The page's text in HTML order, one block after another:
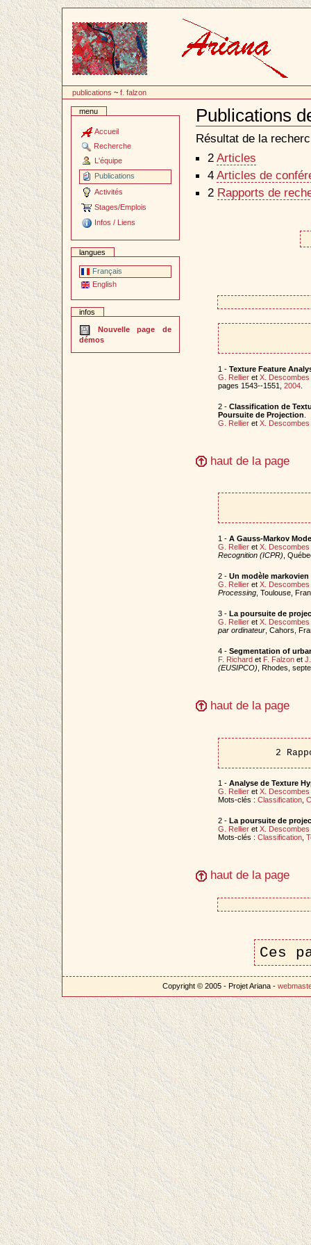
contenu
publications ~f. falzon
menu
Accueil
Recherche
L'équipe
Publications
Activités
Stages/Emplois
Infos / Liens
langues
Français
English
infos
Nouvelle page de
démos
Publications
Document
Actions
Résultat de la
2 Articles
4 Articles de
2 Rapports de
1 - Texture Feature
G. Rellieret X. Descombes
pages 1543--1551, 2004.
2 - Classification de
Poursuite de Projection
G. Rellieret X. Descombes
haut de la page
1 - A Gauss-Markov
G. Rellieret X. Descombes
Recognition (ICPR) ,
2 - Un modèle
G. Rellieret X. Descombes
Processing, Toulouse,
3 - La poursuite de
G. Rellieret X. Descombes
par ordinateur, Cahors,
4 - Segmentation of
F. Richardet F. Falzonet
(EUSIPCO) , Rhodes,
haut de la page
2
1 - Analyse de Texture
G. Rellieret X. Descombes
Mots-clés : Classification,
2 - La poursuite de
G. Rellieret X. Descombes
Mots-clés : Classification,
haut de la page
Ces
Copyright © 2005 - Projet Ariana -